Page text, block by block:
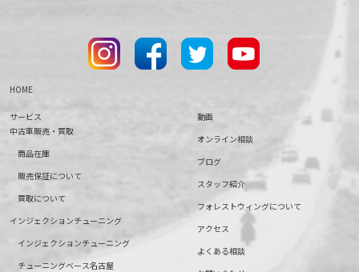
HOME
サービス
中古車販売・買取
商品在庫
販売保証について
買取について
インジェクションチューニング
インジェクションチューニング
チューニングベース名古屋
動画
オンライン相談
ブログ
スタッフ紹介
フォレストウィングについて
アクセス
よくある相談